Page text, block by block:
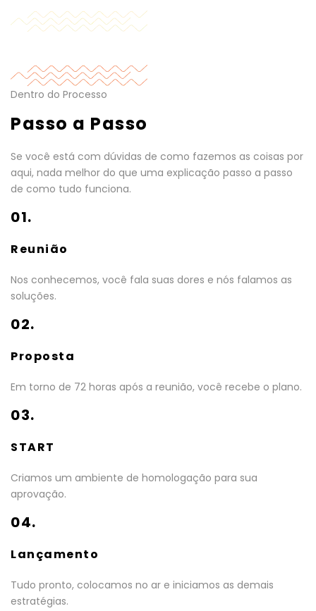
Dentro do Processo
Passo a Passo
Se você está com dúvidas de como fazemos as coisas por
aqui, nada melhor do que uma explicação passo a passo
de como tudo funciona.
01.
Reunião
Nos conhecemos, você fala suas dores e nós falamos as
soluções.
02.
Proposta
Em torno de 72 horas após a reunião, você recebe o plano.
03.
START
Criamos um ambiente de homologação para sua
aprovação.
04.
Lançamento
Tudo pronto, colocamos no ar e iniciamos as demais
estratégias.